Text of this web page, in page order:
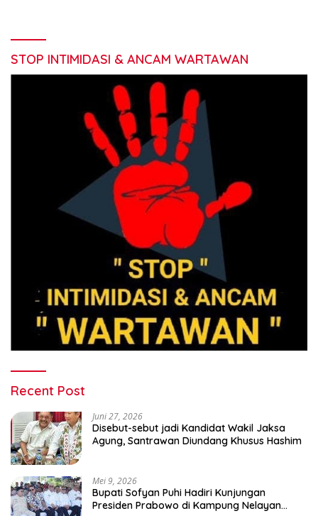
STOP INTIMIDASI & ANCAM WARTAWAN
Recent Post
Juni 27, 2026
Disebut-sebut jadi Kandidat Wakil Jaksa
Agung, Santrawan Diundang Khusus Hashim
Mei 9, 2026
Bupati Sofyan Puhi Hadiri Kunjungan
Presiden Prabowo di Kampung Nelayan